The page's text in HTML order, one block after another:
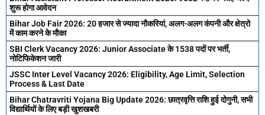
शुरू होगा आवेदन
Bihar Job Fair 2026: 20 हजार से ज्यादा नौकरियां, अलग-अलग कंपनी और क्षेत्रो
में काम करने के मौका
SBI Clerk Vacancy 2026: Junior Associate के 1538 पदों पर भर्ती,
नोटिफिकेशन जारी
JSSC Inter Level Vacancy 2026: Eligibility, Age Limit, Selection
Process & Last Date
Bihar Chatravriti Yojana Big Update 2026: छात्रवृत्ति राशि हुई दोगुनी, सभी
विद्यार्थियों के लिए बड़ी खुशखबरी